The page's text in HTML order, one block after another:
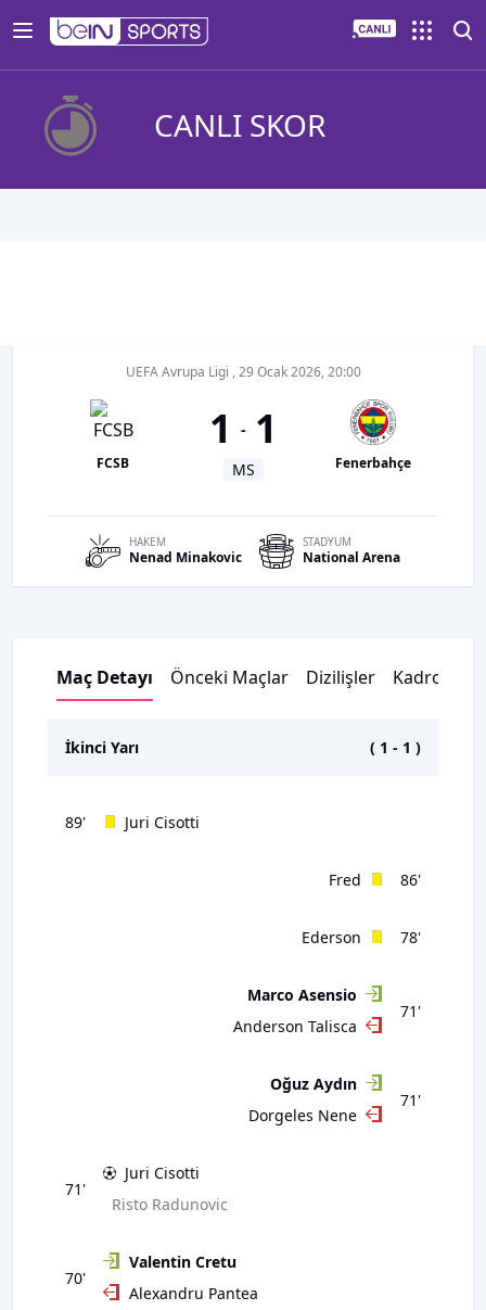
CANLI SKOR
UEFA Avrupa Ligi , 29 Ocak 2026, 20:00
FCSB
1 - 1
MS Fenerbahçe
HAKEM
Nenad Minakovic
STADYUM
National Arena
Maç Detayı Önceki Maçlar Dizilişler Kadrolar
İkinci Yarı ( 1 - 1 )
89' Juri Cisotti
86'
Fred
78'
Ederson
71'
Marco Asensio
Anderson Talisca
71'
Oğuz Aydın
Dorgeles Nene
71'
Juri Cisotti
Risto Radunovic
70'
Valentin Cretu
Alexandru Pantea